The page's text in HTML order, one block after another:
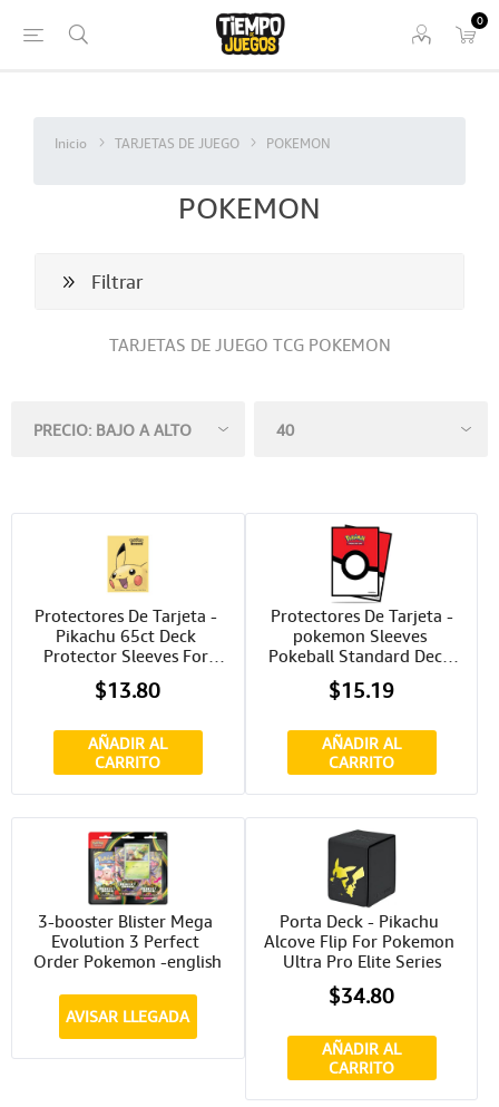
0
Inicio TARJETAS DE JUEGO POKEMON
POKEMON
Filtrar
TARJETAS DE JUEGO TCG POKEMON
Protectores De Tarjeta -
Pikachu 65ct Deck
Protector Sleeves For
Pokemon Ultra Pro
$13.80
AÑADIR AL
CARRITO
Protectores De Tarjeta -
pokemon Sleeves
Pokeball Standard Deck
Protector 2-1/2"x3-1/2"
65ct.ultra Pro
$15.19
AÑADIR AL
CARRITO
3-booster Blister Mega
Evolution 3 Perfect
Order Pokemon -english
AVISAR LLEGADA
Porta Deck - Pikachu
Alcove Flip For Pokemon
Ultra Pro Elite Series
$34.80
AÑADIR AL
CARRITO